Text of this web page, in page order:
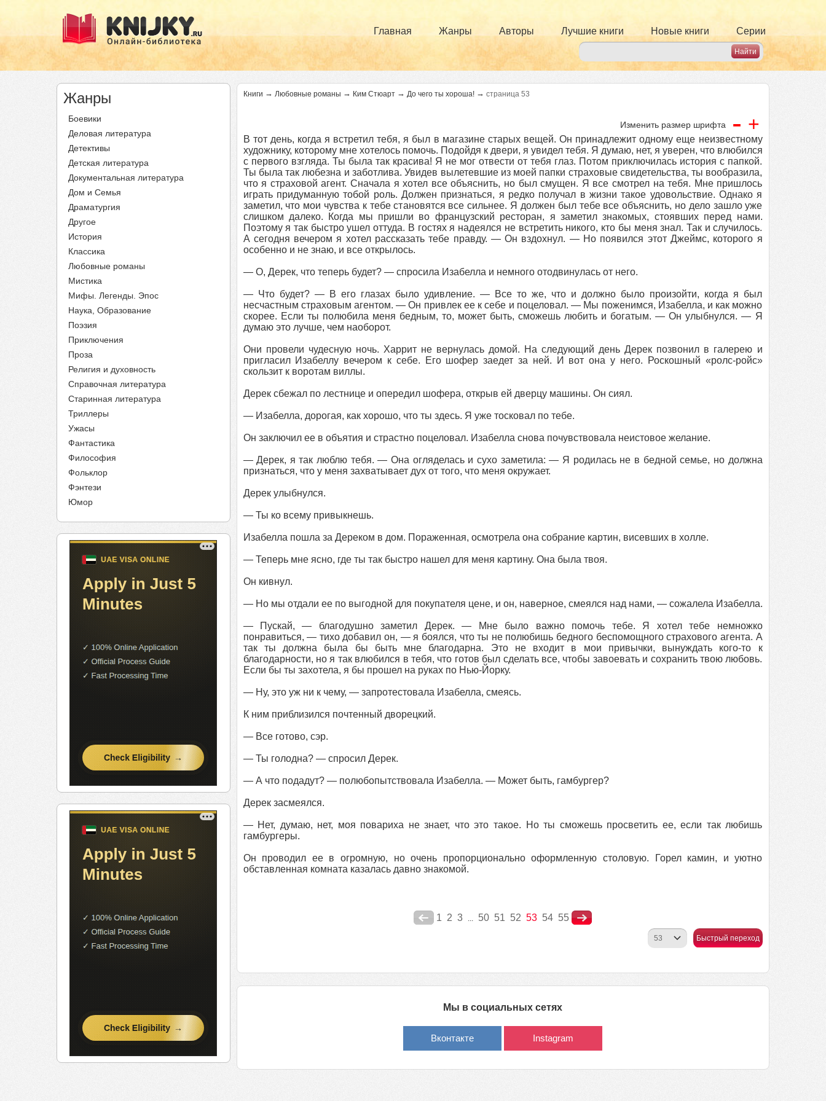
Главная Жанры Авторы Лучшие книги Новые книги Серии
Жанры
Боевики
Деловая литература
Детективы
Детская литература
Документальная литература
Дом и Семья
Драматургия
Другое
История
Классика
Любовные романы
Мистика
Мифы. Легенды. Эпос
Наука, Образование
Поэзия
Приключения
Проза
Религия и духовность
Справочная литература
Старинная литература
Триллеры
Ужасы
Фантастика
Философия
Фольклор
Фэнтези
Юмор
Книги → Любовные романы → Ким Стюарт → До чего ты хороша! → страница 53
Изменить размер шрифта - +
В тот день, когда я встретил тебя, я был в магазине старых вещей. Он принадлежит одному еще неизвестному
художнику, которому мне хотелось помочь. Подойдя к двери, я увидел тебя. Я думаю, нет, я уверен, что влюбился
с первого взгляда. Ты была так красива! Я не мог отвести от тебя глаз. Потом приключилась история с папкой.
Ты была так любезна и заботлива. Увидев вылетевшие из моей папки страховые свидетельства, ты вообразила,
что я страховой агент. Сначала я хотел все объяснить, но был смущен. Я все смотрел на тебя. Мне пришлось
играть придуманную тобой роль. Должен признаться, я редко получал в жизни такое удовольствие. Однако я
заметил, что мои чувства к тебе становятся все сильнее. Я должен был тебе все объяснить, но дело зашло уже
слишком далеко. Когда мы пришли во французский ресторан, я заметил знакомых, стоявших перед нами.
Поэтому я так быстро ушел оттуда. В гостях я надеялся не встретить никого, кто бы меня знал. Так и случилось.
А сегодня вечером я хотел рассказать тебе правду. — Он вздохнул. — Но появился этот Джеймс, которого я
особенно и не знаю, и все открылось.
— О, Дерек, что теперь будет? — спросила Изабелла и немного отодвинулась от него.
— Что будет? — В его глазах было удивление. — Все то же, что и должно было произойти, когда я был
несчастным страховым агентом. — Он привлек ее к себе и поцеловал. — Мы поженимся, Изабелла, и как можно
скорее. Если ты полюбила меня бедным, то, может быть, сможешь любить и богатым. — Он улыбнулся. — Я
думаю это лучше, чем наоборот.
Они провели чудесную ночь. Харрит не вернулась домой. На следующий день Дерек позвонил в галерею и
пригласил Изабеллу вечером к себе. Его шофер заедет за ней. И вот она у него. Роскошный «ролс-ройс»
скользит к воротам виллы.
Дерек сбежал по лестнице и опередил шофера, открыв ей дверцу машины. Он сиял.
— Изабелла, дорогая, как хорошо, что ты здесь. Я уже тосковал по тебе.
Он заключил ее в объятия и страстно поцеловал. Изабелла снова почувствовала неистовое желание.
— Дерек, я так люблю тебя. — Она огляделась и сухо заметила: — Я родилась не в бедной семье, но должна
признаться, что у меня захватывает дух от того, что меня окружает.
Дерек улыбнулся.
— Ты ко всему привыкнешь.
Изабелла пошла за Дереком в дом. Пораженная, осмотрела она собрание картин, висевших в холле.
— Теперь мне ясно, где ты так быстро нашел для меня картину. Она была твоя.
Он кивнул.
— Но мы отдали ее по выгодной для покупателя цене, и он, наверное, смеялся над нами, — сожалела Изабелла.
— Пускай, — благодушно заметил Дерек. — Мне было важно помочь тебе. Я хотел тебе немножко
понравиться, — тихо добавил он, — я боялся, что ты не полюбишь бедного беспомощного страхового агента. А
так ты должна была бы быть мне благодарна. Это не входит в мои привычки, вынуждать кого-то к
благодарности, но я так влюбился в тебя, что готов был сделать все, чтобы завоевать и сохранить твою любовь.
Если бы ты захотела, я бы прошел на руках по Нью-Йорку.
— Ну, это уж ни к чему, — запротестовала Изабелла, смеясь.
К ним приблизился почтенный дворецкий.
— Все готово, сэр.
— Ты голодна? — спросил Дерек.
— А что подадут? — полюбопытствовала Изабелла. — Может быть, гамбургер?
Дерек засмеялся.
— Нет, думаю, нет, моя повариха не знает, что это такое. Но ты сможешь просветить ее, если так любишь
гамбургеры.
Он проводил ее в огромную, но очень пропорционально оформленную столовую. Горел камин, и уютно
обставленная комната казалась давно знакомой.
1 2 3 ... 50 51 52 53 54 55
Быстрый переход
Мы в социальных сетях
Вконтакте Instagram